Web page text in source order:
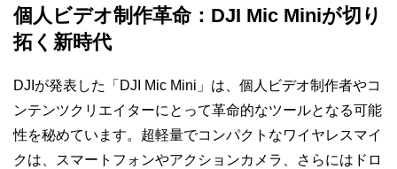
個人ビデオ制作革命：DJI Mic Miniが切り
拓く新時代
DJIが発表した「DJI Mic Mini」は、個人ビデオ制作者やコ
ンテンツクリエイターにとって革命的なツールとなる可能
性を秘めています。超軽量でコンパクトなワイヤレスマイ
クは、スマートフォンやアクションカメラ、さらにはドロ